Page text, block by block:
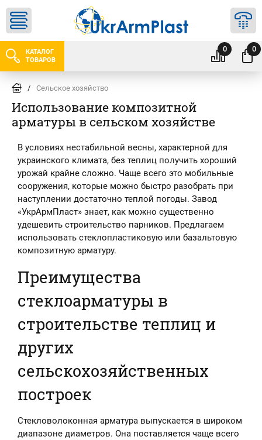
КАТАЛОГ
ТОВАРОВ
0 0
/ Сельское хозяйство
Использование композитной
арматуры в сельском хозяйстве
В условиях нестабильной весны, характерной для
украинского климата, без теплиц получить хороший
урожай крайне сложно. Чаще всего это мобильные
сооружения, которые можно быстро разобрать при
наступлении достаточно теплой погоды. Завод
«УкрАрмПласт» знает, как можно существенно
удешевить строительство парников. Предлагаем
использовать стеклопластиковую или базальтовую
композитную арматуру.
Преимущества
стеклоарматуры в
строительстве теплиц и
других
сельскохозяйственных
построек
Стекловолоконная арматура выпускается в широком
диапазоне диаметров. Она поставляется чаще всего